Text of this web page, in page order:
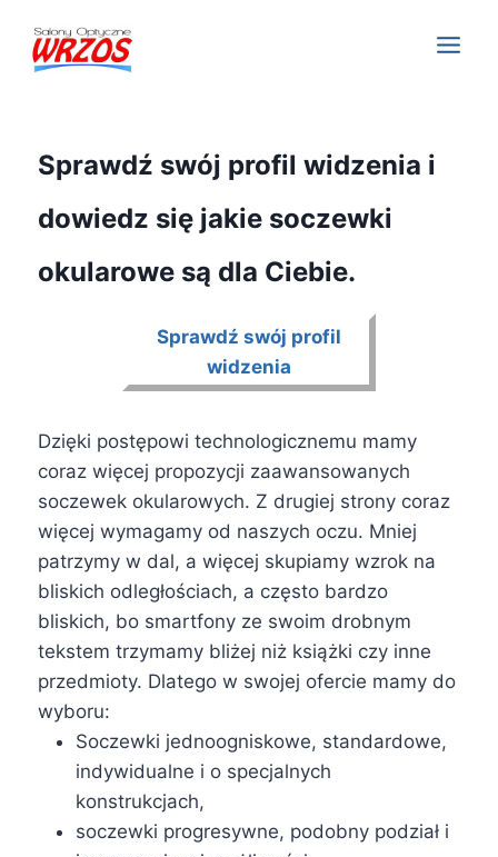
Sprawdź swój profil widzenia i
dowiedz się jakie soczewki
okularowe są dla Ciebie.
Sprawdź swój profil
widzenia
Dzięki postępowi technologicznemu mamy
coraz więcej propozycji zaawansowanych
soczewek okularowych. Z drugiej strony coraz
więcej wymagamy od naszych oczu. Mniej
patrzymy w dal, a więcej skupiamy wzrok na
bliskich odległościach, a często bardzo
bliskich, bo smartfony ze swoim drobnym
tekstem trzymamy bliżej niż książki czy inne
przedmioty. Dlatego w swojej ofercie mamy do
wyboru:
Soczewki jednoogniskowe, standardowe,
indywidualne i o specjalnych
konstrukcjach,
soczewki progresywne, podobny podział i